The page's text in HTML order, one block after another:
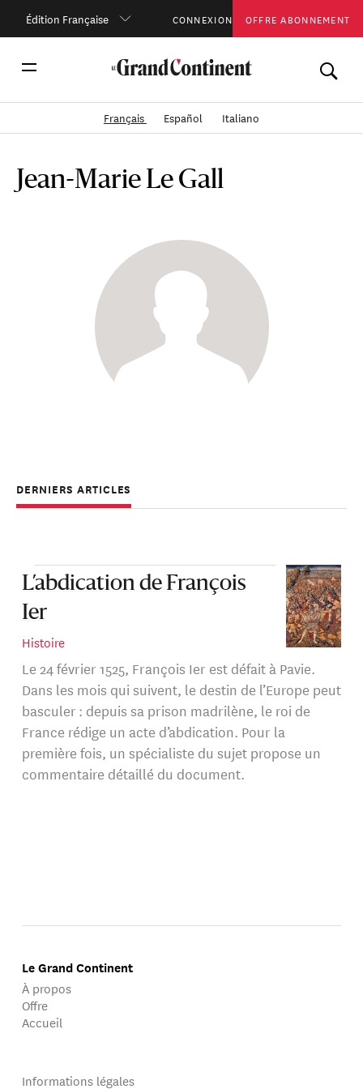
Édition Française CONNEXION OFFRE ABONNEMENT
Français Español Italiano
Jean-Marie Le Gall
DERNIERS ARTICLES
L’abdication de François
Ier
Histoire
Le 24 février 1525, François Ier est défait à Pavie.
Dans les mois qui suivent, le destin de l’Europe peut
basculer : depuis sa prison madrilène, le roi de
France rédige un acte d’abdication. Pour la
première fois, un spécialiste du sujet propose un
commentaire détaillé du document.
Le Grand Continent
À propos
Offre
Accueil
Informations légales